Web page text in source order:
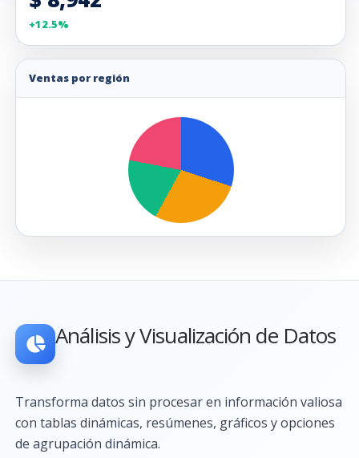
+12.5%
Ventas por región
Análisis y Visualización de Datos
Transforma datos sin procesar en información valiosa
con tablas dinámicas, resúmenes, gráficos y opciones
de agrupación dinámica.